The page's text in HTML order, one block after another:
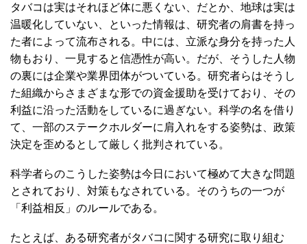
タバコは実はそれほど体に悪くない、だとか、地球は実は
温暖化していない、といった情報は、研究者の肩書を持っ
た者によって流布される。中には、立派な身分を持った人
物もおり、一見すると信憑性が高い。だが、そうした人物
の裏には企業や業界団体がついている。研究者らはそうし
た組織からさまざまな形での資金援助を受けており、その
利益に沿った活動をしているに過ぎない。科学の名を借り
て、一部のステークホルダーに肩入れをする姿勢は、政策
決定を歪めるとして厳しく批判されている。
科学者らのこうした姿勢は今日において極めて大きな問題
とされており、対策もなされている。そのうちの一つが
「利益相反」のルールである。
たとえば、ある研究者がタバコに関する研究に取り組む